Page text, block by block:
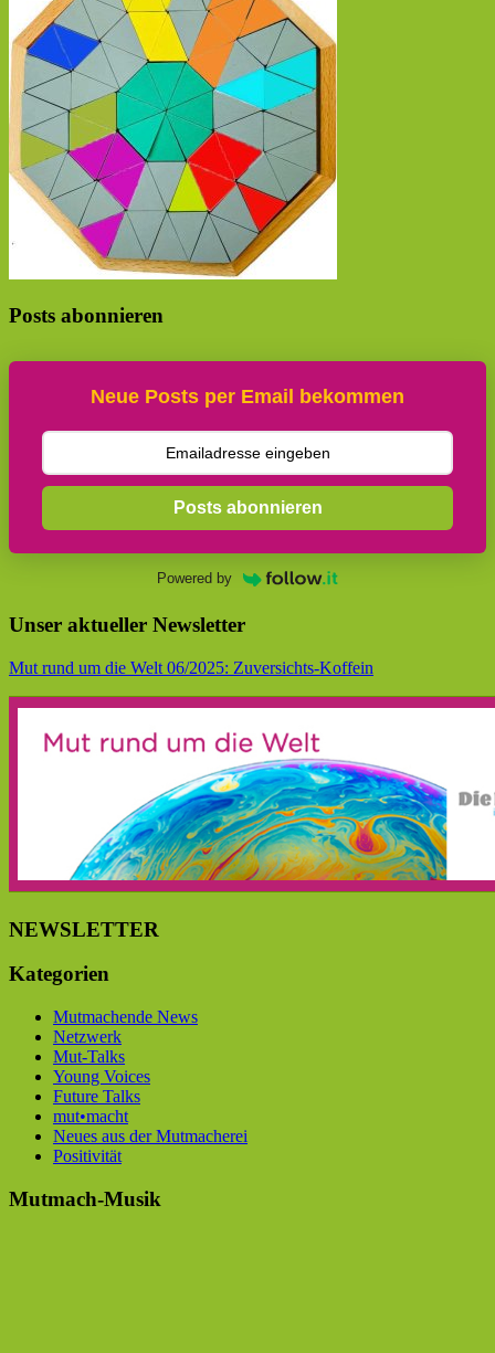
Posts abonnieren
Neue Posts per Email bekommen
Posts abonnieren
Powered by
Unser aktueller Newsletter
Mut rund um die Welt 06/2025: Zuversichts-Koffein
NEWSLETTER
Kategorien
Mutmachende News
Netzwerk
Mut-Talks
Young Voices
Future Talks
mut•macht
Neues aus der Mutmacherei
Positivität
Mutmach-Musik